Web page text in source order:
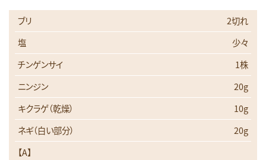
ブリ
2切れ
塩
少々
チンゲンサイ
1株
ニンジン
20g
キクラゲ（乾燥）
10g
ネギ（白い部分）
20g
【A】